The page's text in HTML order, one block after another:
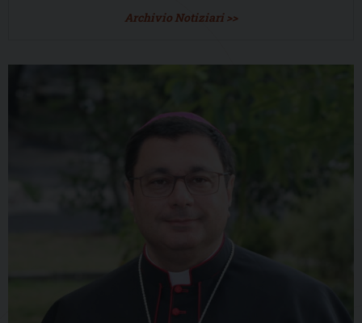
Archivio Notiziari >>